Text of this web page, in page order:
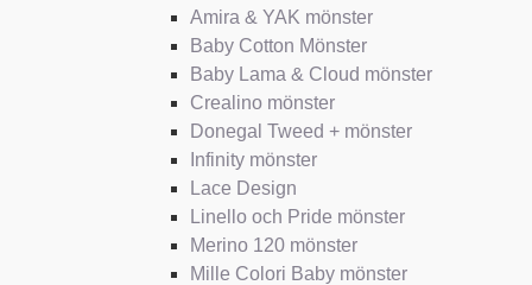
Amira & YAK mönster
Baby Cotton Mönster
Baby Lama & Cloud mönster
Crealino mönster
Donegal Tweed + mönster
Infinity mönster
Lace Design
Linello och Pride mönster
Merino 120 mönster
Mille Colori Baby mönster